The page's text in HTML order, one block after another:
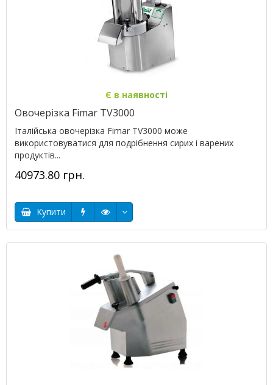
Є в наявності
Овочерізка Fimar TV3000
Італійська овочерізка Fimar TV3000 може
використовуватися для подрібнення сирих і варених
продуктів...
40973.80 грн.
Купити